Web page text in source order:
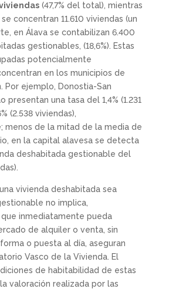
(47,7% del total), mientras
concentran 11.610 viviendas (un
en Álava se contabilizan 6.400
gestionables, (18,6%). Estas
potencialmente
en los municipios de
Por ejemplo, Donostia-San
presentan una tasa del 1,4% (1.231
(2.538 viviendas),
menos de la mitad de la media de
en la capital alavesa se detecta
deshabitada gestionable del
vivienda deshabitada sea
no implica,
inmediatamente pueda
de alquiler o venta, sin
o puesta al día, aseguran
Vasco de la Vivienda. El
de habitabilidad de estas
valoración realizada por las